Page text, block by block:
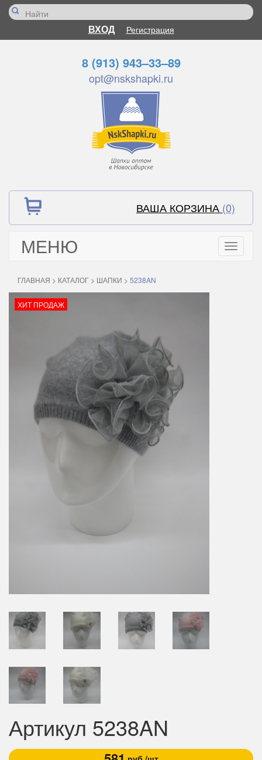
ВХОД Регистрация
8 (913) 943–33–89
opt@nskshapki.ru
ВАША КОРЗИНА (0)
МЕНЮ
Toggle
ГЛАВНАЯ > КАТАЛОГ > ШАПКИ > 5238AN
ХИТ ПРОДАЖ
Артикул 5238AN